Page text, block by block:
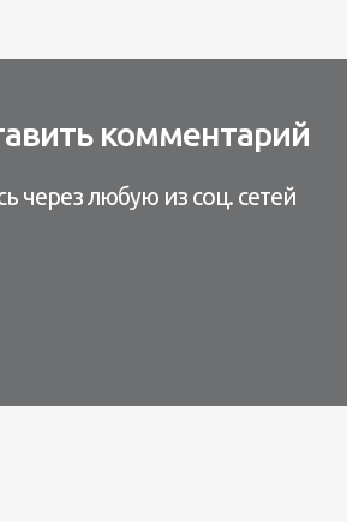
комментарий
через любую из соц. сетей